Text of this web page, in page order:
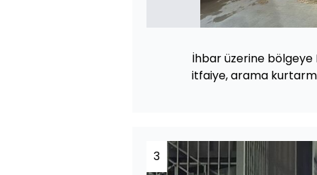
İhbar üzerine bölgeye
itfaiye, arama
3